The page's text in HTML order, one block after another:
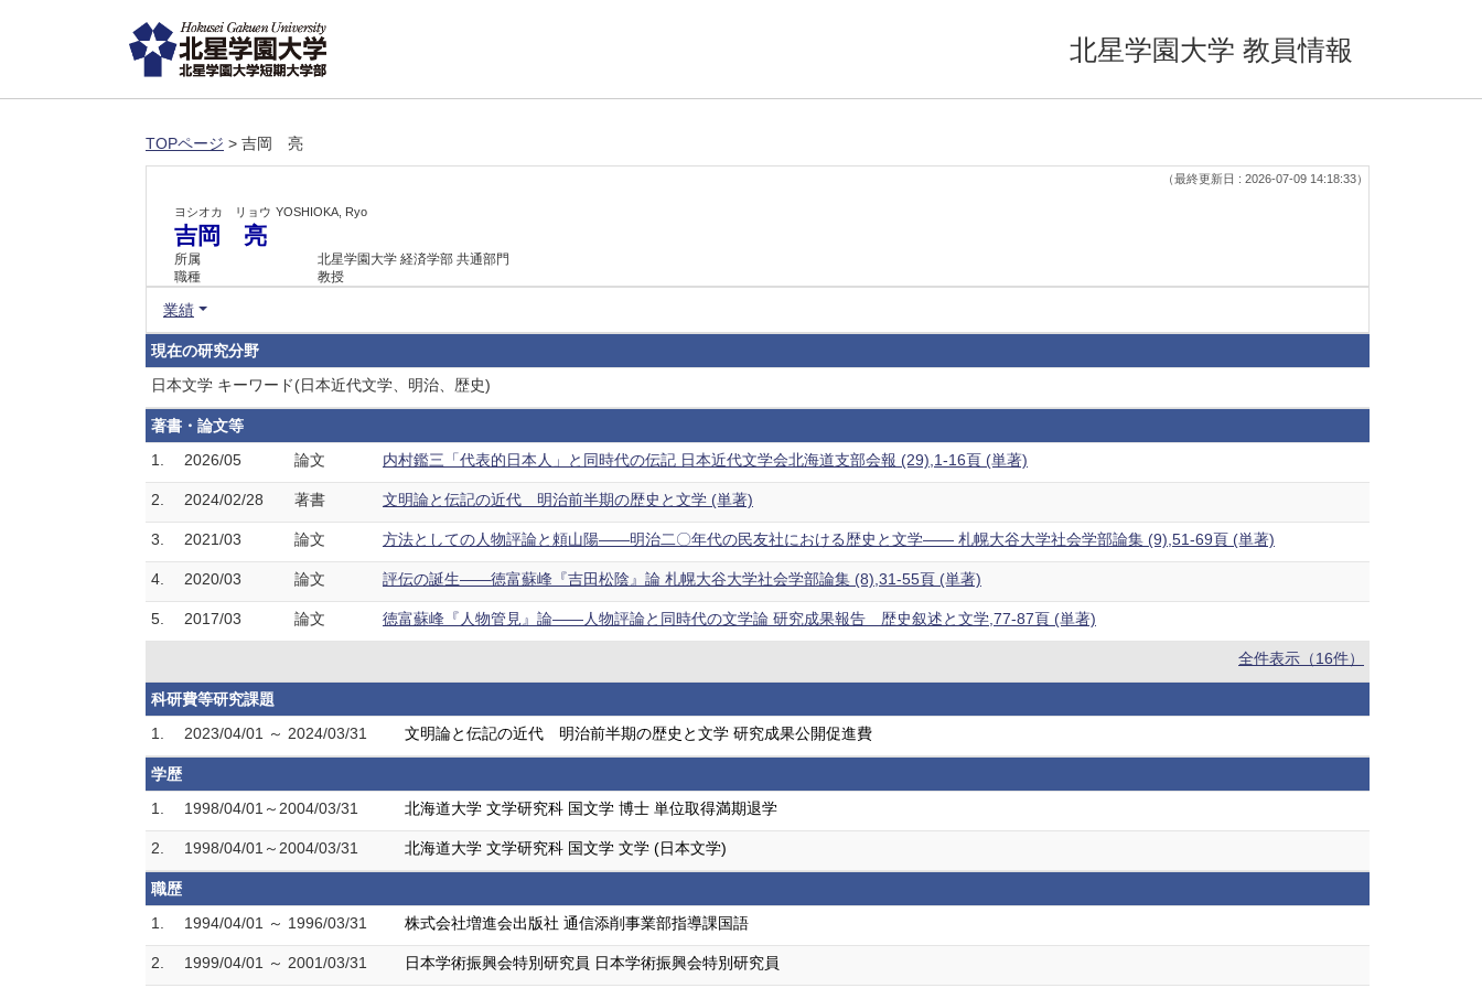
北星学園大学 教員情報
TOPページ > 吉岡 亮
（最終更新日 : 2026-07-09 14:18:33）
ヨシオカ リョウ YOSHIOKA, Ryo
吉岡 亮
所属
北星学園大学 経済学部 共通部門
職種
教授
業績
現在の研究分野
日本文学 キーワード(日本近代文学、明治、歴史)
著書・論文等
1.
2026/05 論文 内村鑑三「代表的日本人」と同時代の伝記 日本近代文学会北海道支部会報 (29),1-16頁 (単著)
2. 2024/02/28 著書 文明論と伝記の近代 明治前半期の歴史と文学 (単著)
3. 2021/03 論文 方法としての人物評論と頼山陽――明治二〇年代の民友社における歴史と文学―― 札幌大谷大学社会学部論集 (9),51-69頁 (単著)
4. 2020/03 論文 評伝の誕生――徳富蘇峰『吉田松陰』論 札幌大谷大学社会学部論集 (8),31-55頁 (単著)
5. 2017/03 論文 徳富蘇峰『人物管見』論――人物評論と同時代の文学論 研究成果報告 歴史叙述と文学,77-87頁 (単著)
全件表示（16件）
科研費等研究課題
1.
2023/04/01 ～ 2024/03/31 文明論と伝記の近代 明治前半期の歴史と文学 研究成果公開促進費
学歴
1.
1998/04/01～2004/03/31 北海道大学 文学研究科 国文学 博士 単位取得満期退学
2. 1998/04/01～2004/03/31 北海道大学 文学研究科 国文学 文学 (日本文学)
職歴
1.
1994/04/01 ～ 1996/03/31 株式会社増進会出版社 通信添削事業部指導課国語
2. 1999/04/01 ～ 2001/03/31 日本学術振興会特別研究員 日本学術振興会特別研究員